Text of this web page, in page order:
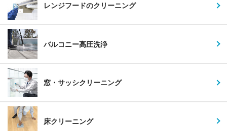
レンジフードのクリーニング
バルコニー高圧洗浄
窓・サッシクリーニング
床クリーニング